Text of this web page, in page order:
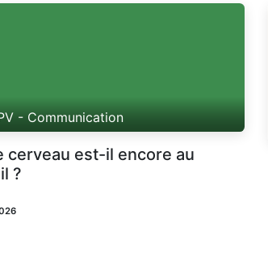
- Communication
cerveau est-il encore au
?